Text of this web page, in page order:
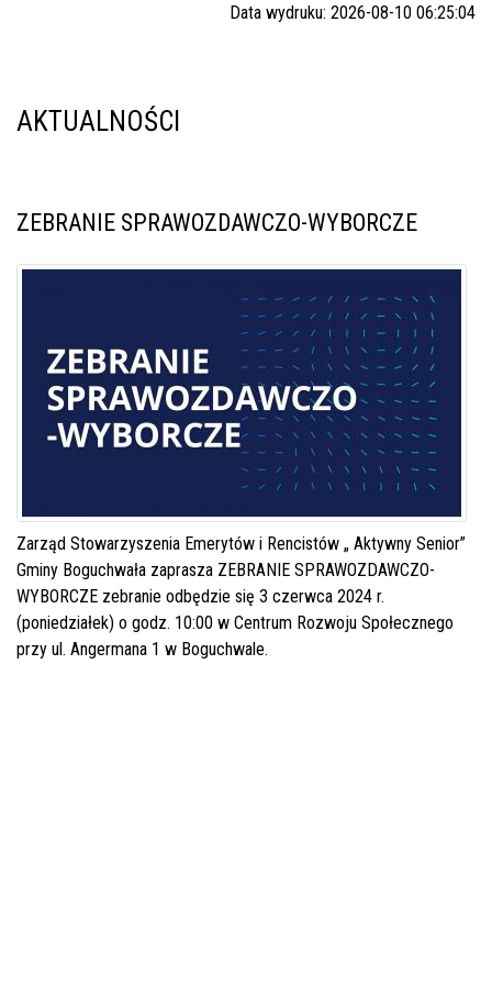
Data wydruku: 2026-08-10 06:25:04
AKTUALNOŚCI
ZEBRANIE SPRAWOZDAWCZO-WYBORCZE
Zarząd Stowarzyszenia Emerytów i Rencistów „ Aktywny Senior”
Gminy Boguchwała zaprasza ZEBRANIE SPRAWOZDAWCZO-
WYBORCZE zebranie odbędzie się 3 czerwca 2024 r.
(poniedziałek) o godz. 10:00 w Centrum Rozwoju Społecznego
przy ul. Angermana 1 w Boguchwale.